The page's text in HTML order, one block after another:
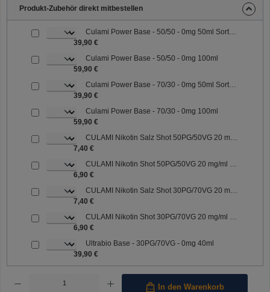
Produkt-Zubehör direkt mitbestellen
Culami Power Base - 50/50 - 0mg 50ml Sorte: 50/50
39,90 €
Culami Power Base - 50/50 - 0mg 100ml
59,90 €
Culami Power Base - 70/30 - 0mg 50ml Sorte: 70/30
39,90 €
Culami Power Base - 70/30 - 0mg 100ml
59,90 €
CULAMI Nikotin Salz Shot 50PG/50VG 20 mg/ml Sorte: 50PG/50VG
7,40 €
CULAMI Nikotin Shot 50PG/50VG 20 mg/ml Sorte: 50PG/50VG
6,90 €
CULAMI Nikotin Salz Shot 30PG/70VG 20 mg/ml Sorte: 30PG/70VG
7,40 €
CULAMI Nikotin Shot 30PG/70VG 20 mg/ml Sorte: 30PG/70VG
6,90 €
Ultrabio Base - 30PG/70VG - 0mg 40ml
39,90 €
Produkt Anzahl: Gib den gewünschten Wert ein oder benutze die Schaltflächen um die
In den Warenkorb